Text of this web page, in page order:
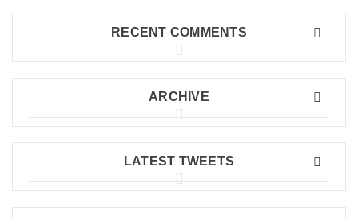
RECENT COMMENTS
ARCHIVE
LATEST TWEETS